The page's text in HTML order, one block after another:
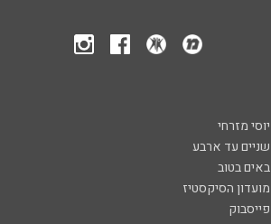
יוסי מזרחי
שניים עד ארבע
באים בטוב
מועדון הסיקסטיז
פייסבוק